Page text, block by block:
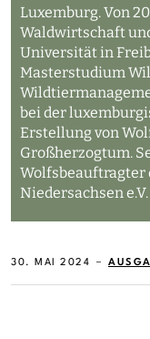
Luxemburg. Von
Waldwirtschaft
Universität in
Masterstudium
bei der
Erstellung von
Großherzogtum.
Wolfsbeauftragter
Niedersachsen e.V.
30. MAI 2024